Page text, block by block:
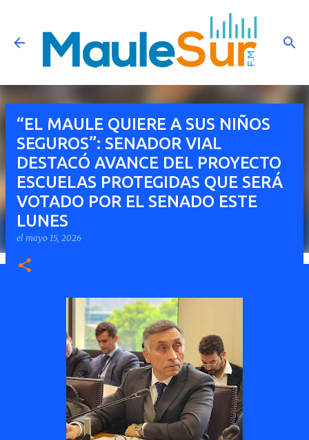
Ir al contenido principal
“EL MAULE QUIERE A SUS NIÑOS
SEGUROS”: SENADOR VIAL
DESTACÓ AVANCE DEL PROYECTO
ESCUELAS PROTEGIDAS QUE SERÁ
VOTADO POR EL SENADO ESTE
LUNES
el mayo 15, 2026